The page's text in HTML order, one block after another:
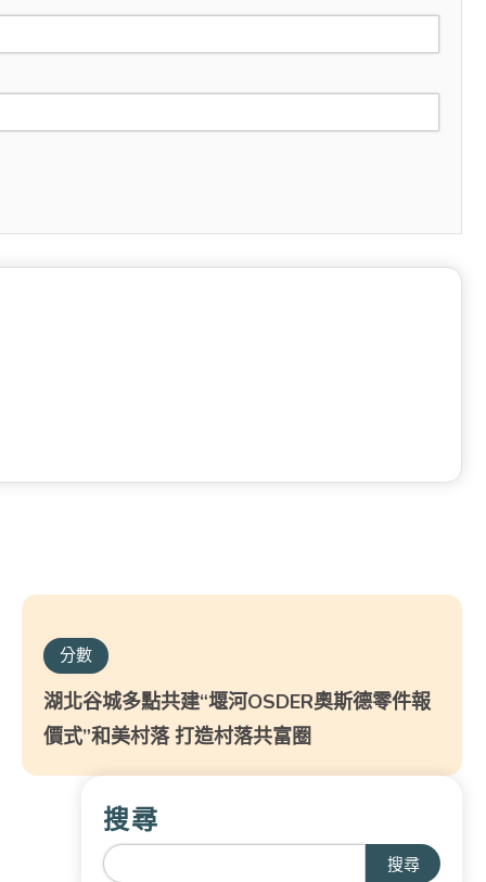
分數
湖北谷城多點共建“堰河OSDER奧斯德零件報
價式”和美村落 打造村落共富圈
搜尋
搜尋